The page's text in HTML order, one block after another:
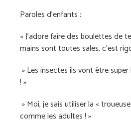
Paroles d’enfants :
« J’adore faire des boulettes de
mains sont toutes sales, c’est
» Les insectes ils vont être
! »
» Moi, je sais utiliser la «
comme les adultes ! »